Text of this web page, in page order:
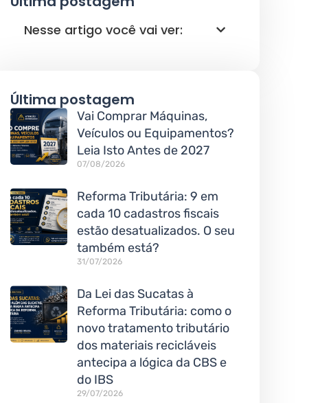
Nesse artigo você vai ver:
Última postagem
Vai Comprar Máquinas,
Veículos ou Equipamentos?
Leia Isto Antes de 2027
07/08/2026
Reforma Tributária: 9 em
cada 10 cadastros fiscais
estão desatualizados. O seu
também está?
31/07/2026
Da Lei das Sucatas à
Reforma Tributária: como o
novo tratamento tributário
dos materiais recicláveis
antecipa a lógica da CBS e
do IBS
29/07/2026